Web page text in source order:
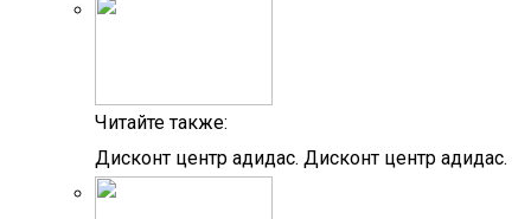
Читайте также:
Дисконт центр адидас. Дисконт центр адидас.